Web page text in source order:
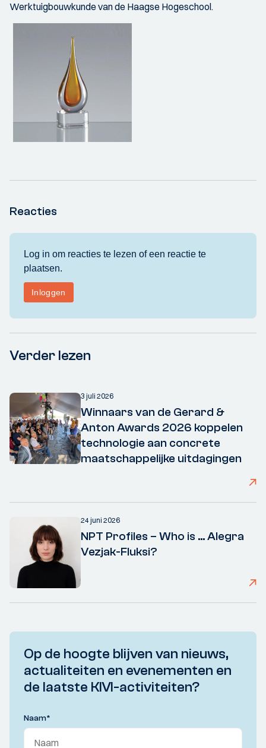
Werktuigbouwkunde van de Haagse Hogeschool.
Reacties
Verder lezen
3 juli 2026
Winnaars van de Gerard &
Anton Awards 2026 koppelen
technologie aan concrete
maatschappelijke uitdagingen
24 juni 2026
NPT Profiles – Who is ... Alegra
Vezjak-Fluksi?
Op de hoogte blijven van nieuws,
actualiteiten en evenementen en
de laatste KIVI-activiteiten?
Naam*